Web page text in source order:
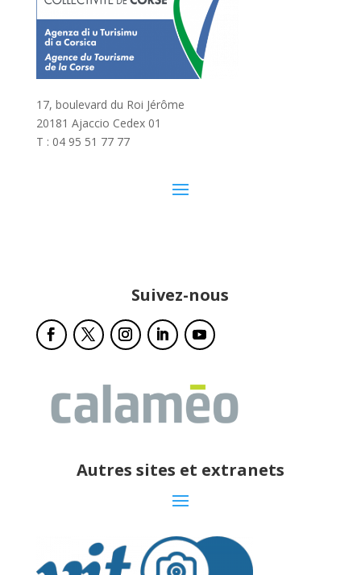
17, boulevard du Roi Jérôme
20181 Ajaccio Cedex 01
T : 04 95 51 77 77
Suivez-nous
Autres sites et extranets